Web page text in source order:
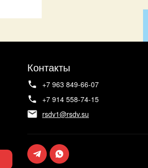
Контакты
+7 963 849-66-07
+7 914 558-74-15
rsdv1@rsdv.su